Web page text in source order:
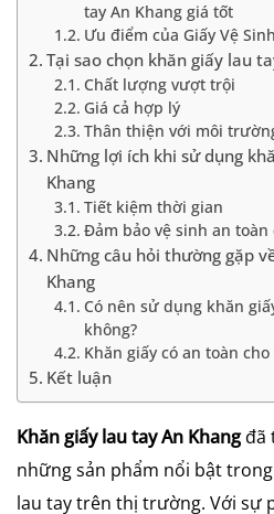
tay An Khang giá tốt
Ưu điểm của Giấy Vệ
Tại sao chọn khăn giấy lau
Chất lượng vượt trội
Giá cả hợp lý
Thân thiện với môi
Những lợi ích khi sử dụng
Khang
Tiết kiệm thời gian
Đảm bảo vệ sinh an toàn
Những câu hỏi thường gặp
Khang
Có nên sử dụng khăn
không?
Khăn giấy có an toàn
Kết luận
Khăn giấy lau tay An Khangđã
những sản phẩm nổi bật
lau tay trên thị trường. Với sự